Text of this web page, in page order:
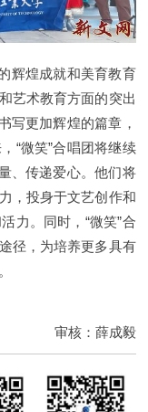
辉煌成就和美育教育
艺术教育方面的突出
写更加辉煌的篇章，
“微笑”合唱团将继续
、传递爱心。他们将
，投身于文艺创作和
力。同时，“微笑”合
径，为培养更多具有
审核：薛成毅